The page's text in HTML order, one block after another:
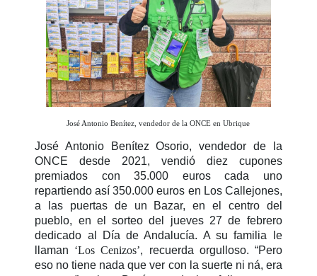
José Antonio Benítez, vendedor de la ONCE en Ubrique
José Antonio Benítez Osorio, vendedor de la
ONCE desde 2021, vendió diez cupones
premiados con 35.000 euros cada uno
repartiendo así 350.000 euros en Los Callejones,
a las puertas de un Bazar, en el centro del
pueblo, en el sorteo del jueves 27 de febrero
dedicado al Día de Andalucía. A su familia le
llaman ‘Los Cenizos’, recuerda orgulloso. “Pero
eso no tiene nada que ver con la suerte ni ná, era